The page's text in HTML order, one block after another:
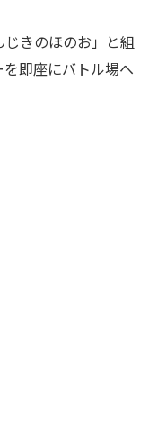
じきのほのお」と組
即座にバトル場へ